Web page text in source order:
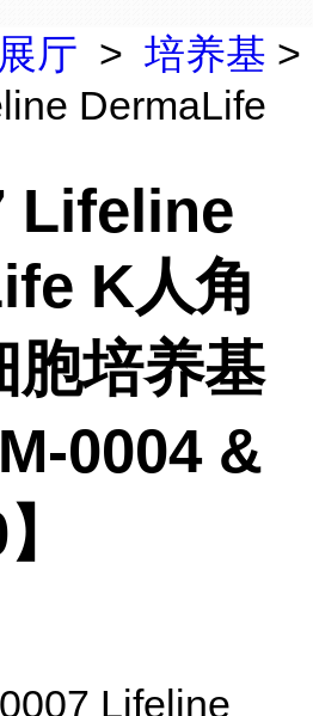
厅 > 培养基 >
DermaLife
Lifeline
K人角
胞培养基
0004 &
Lifeline